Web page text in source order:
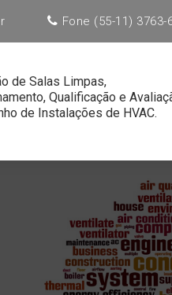
Fone (55-11)
de Salas Limpas,
Qualificação e
de Instalações de HVAC.